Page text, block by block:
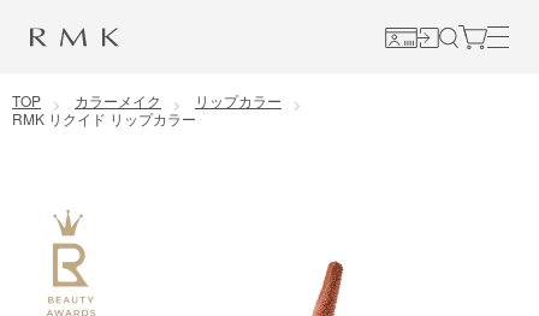
コンテンツに移動
TOP カラーメイク
リップカラー
RMK リクイド リップカラー